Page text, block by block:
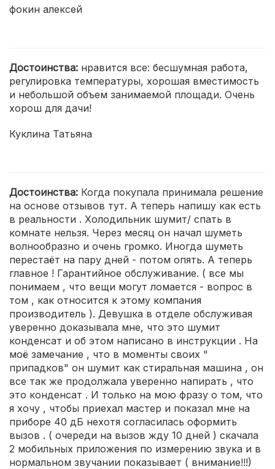
фокин алексей
Достоинства: нравится все: бесшумная работа,
регулировка температуры, хорошая вместимость
и небольшой объем занимаемой площади. Очень
хорош для дачи!
Куклина Татьяна
Достоинства: Когда покупала принимала решение
на основе отзывов тут. А теперь напишу как есть
в реальности . Холодильник шумит/ спать в
комнате нельзя. Через месяц он начал шуметь
волнообразно и очень громко. Иногда шуметь
перестаёт на пару дней - потом опять. А теперь
главное ! Гарантийное обслуживание. ( все мы
понимаем , что вещи могут ломается - вопрос в
том , как относится к этому компания
производитель ). Девушка в отделе обслуживая
уверенно доказывала мне, что это шумит
конденсат и об этом написано в инструкции . На
моё замечание , что в моменты своих "
припадков" он шумит как стиральная машина , он
все так же продолжала уверенно напирать , что
это конденсат . И только на мою фразу о том, что
я хочу , чтобы приехал мастер и показал мне на
приборе 40 дБ нехотя согласилась оформить
вызов . ( очереди на вызов жду 10 дней ) скачала
2 мобильных приложения по измерению звука и в
нормальном звучании показывает ( внимание!!!)